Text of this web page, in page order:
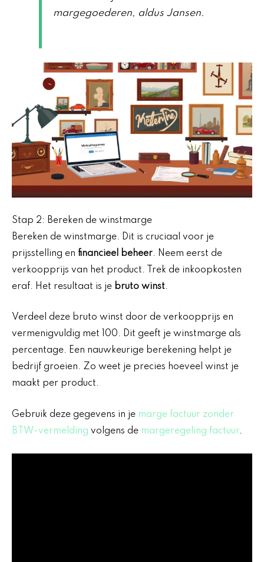
margegoederen, aldus Jansen.
Stap 2: Bereken de winstmarge
Bereken de winstmarge. Dit is cruciaal voor je
prijsstelling en financieel beheer. Neem eerst de
verkoopprijs van het product. Trek de inkoopkosten
eraf. Het resultaat is je bruto winst.
Verdeel deze bruto winst door de verkoopprijs en
vermenigvuldig met 100. Dit geeft je winstmarge als
percentage. Een nauwkeurige berekening helpt je
bedrijf groeien. Zo weet je precies hoeveel winst je
maakt per product.
Gebruik deze gegevens in je marge factuur zonder
BTW-vermelding volgens de margeregeling factuur.